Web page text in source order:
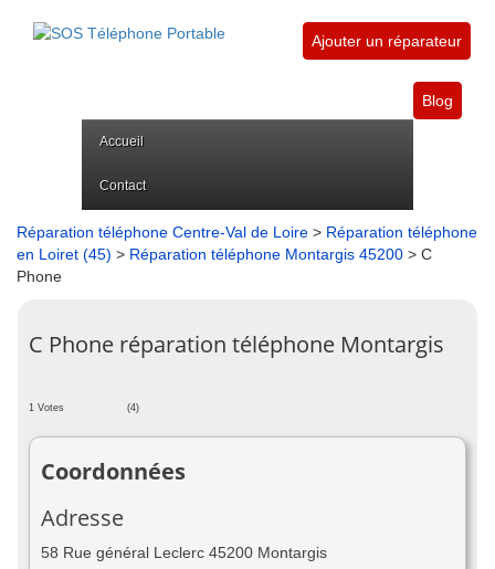
Ajouter un réparateur
Blog
Accueil
Contact
Réparation téléphone Centre-Val de Loire > Réparation téléphone
en Loiret (45) > Réparation téléphone Montargis 45200 > C
Phone
C Phone réparation téléphone Montargis
1 Votes (4)
Coordonnées
Adresse
58 Rue général Leclerc 45200 Montargis